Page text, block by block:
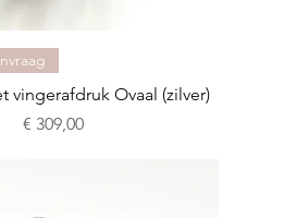
vingerafdruk Ovaal (zilver)
Prijs
€ 309,00